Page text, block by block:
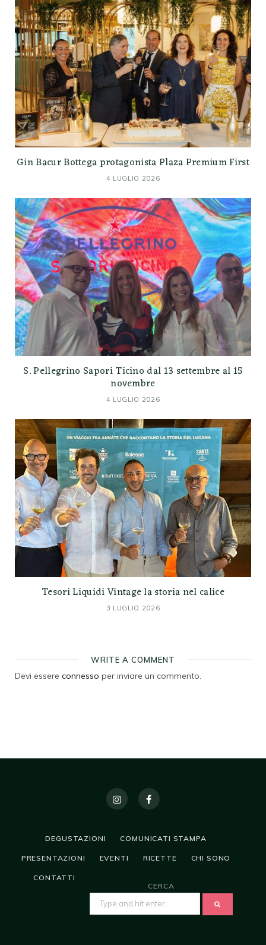
Gin Bacur Bottega protagonista Plaza Premium First
4 LUGLIO 2026
S. Pellegrino Sapori Ticino dal 13 settembre al 15
novembre
4 LUGLIO 2026
Tesori Liquidi Vintage la storia nel calice
3 LUGLIO 2026
WRITE A COMMENT
Devi essere connesso per inviare un commento.
DEGUSTAZIONI COMUNICATI STAMPA
PRESENTAZIONI EVENTI RICETTE CHI SONO
CONTATTI
CERCA